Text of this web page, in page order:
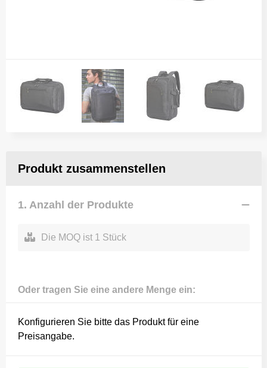
Produkt zusammenstellen
1. Anzahl der Produkte
Die MOQ ist 1 Stück
Oder tragen Sie eine andere Menge ein:
Konfigurieren Sie bitte das Produkt für eine
Preisangabe.